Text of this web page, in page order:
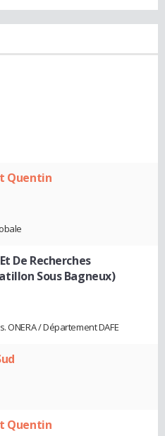
Quentin
De Recherches
Sous Bagneux)
/ Département DAFE
Quentin